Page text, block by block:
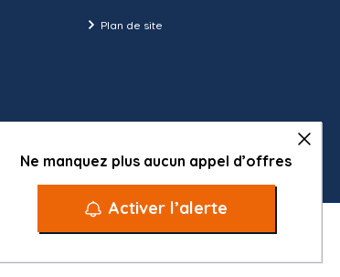
Ne manquez plus aucun appel d’offres
Activer l’alerte
Plan de site